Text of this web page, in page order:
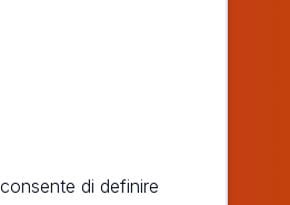
di definire